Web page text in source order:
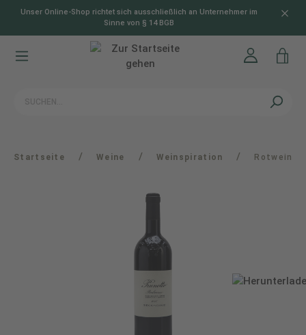
springen
Unser Online-Shop richtet sich ausschließlich an Unternehmer im
Sinne von § 14 BGB
Startseite / Weine / Weinspiration / Rotwein